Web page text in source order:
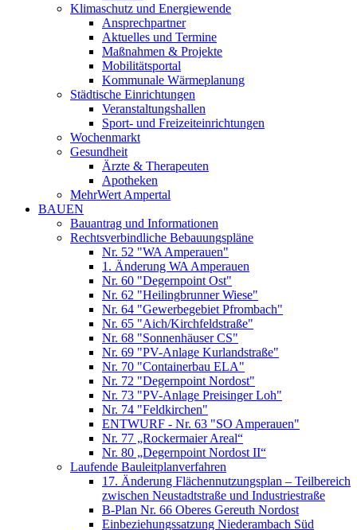
Klimaschutz und Energiewende
Ansprechpartner
Aktuelles und Termine
Maßnahmen & Projekte
Mobilitätsportal
Kommunale Wärmeplanung
Städtische Einrichtungen
Veranstaltungshallen
Sport- und Freizeiteinrichtungen
Wochenmarkt
Gesundheit
Ärzte & Therapeuten
Apotheken
MehrWert Ampertal
BAUEN
Bauantrag und Informationen
Rechtsverbindliche Bebauungspläne
Nr. 52 "WA Amperauen"
1. Änderung WA Amperauen
Nr. 60 "Degernpoint Ost"
Nr. 62 "Heilingbrunner Wiese"
Nr. 64 "Gewerbegebiet Pfrombach"
Nr. 65 "Aich/Kirchfeldstraße"
Nr. 68 "Sonnenhäuser CS"
Nr. 69 "PV-Anlage Kurlandstraße"
Nr. 70 "Containerbau ELA"
Nr. 72 "Degernpoint Nordost"
Nr. 73 "PV-Anlage Preisinger Loh"
Nr. 74 "Feldkirchen"
ENTWURF - Nr. 63 "SO Amperauen"
Nr. 77 „Rockermaier Areal“
Nr. 80 „Degernpoint Nordost II“
Laufende Bauleitplanverfahren
17. Änderung Flächennutzungsplan – Teilbereich
zwischen Neustadtstraße und Industriestraße
B-Plan Nr. 66 Oberes Gereuth Nordost
Einbeziehungssatzung Niederambach Süd